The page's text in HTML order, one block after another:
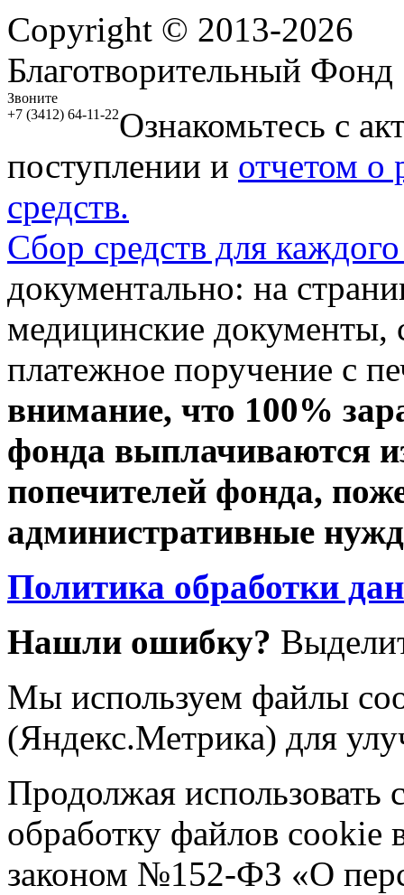
Copyright © 2013-2026
Благотворительный
Звоните
+7 (3412) 64-11-22Ознакомьтесь с
поступлении и отчетом о
средств.
Сбор средств для
документально: на
медицинские документы,
платежное поручение с
внимание, что 100%
фонда выплачиваются
попечителей фонда,
административные
Политика обработки
Нашли ошибку?
Мы используем файлы
(Яндекс.Метрика) для
Продолжая использовать
обработку файлов cookie
законом №152-ФЗ «О